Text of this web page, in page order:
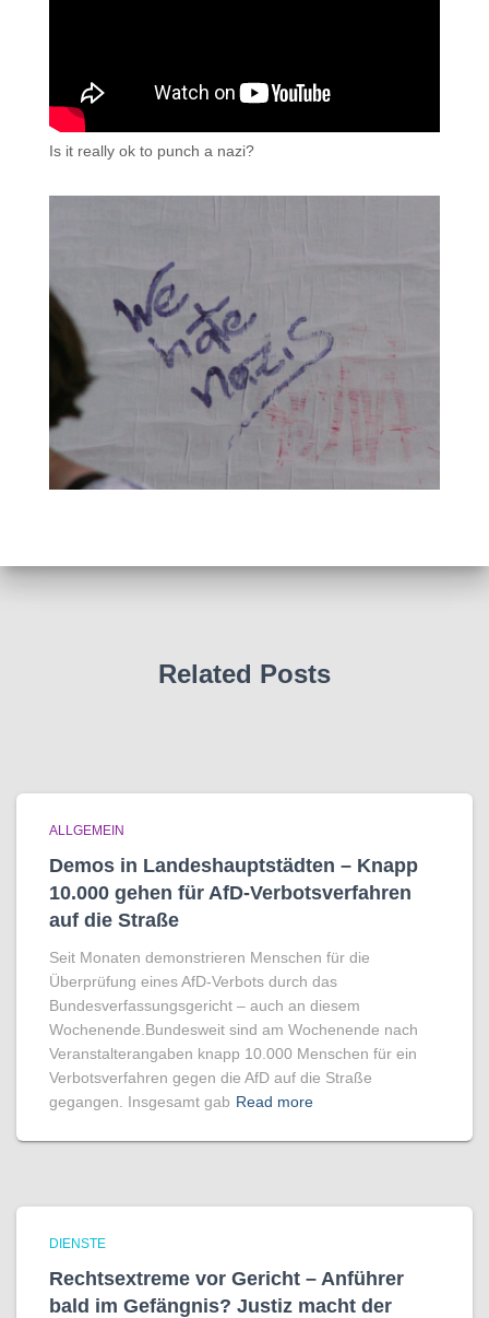
Is it really ok to punch a nazi?
Related Posts
ALLGEMEIN
Demos in Landeshauptstädten – Knapp
10.000 gehen für AfD-Verbotsverfahren
auf die Straße
Seit Monaten demonstrieren Menschen für die
Überprüfung eines AfD-Verbots durch das
Bundesverfassungsgericht – auch an diesem
Wochenende.Bundesweit sind am Wochenende nach
Veranstalterangaben knapp 10.000 Menschen für ein
Verbotsverfahren gegen die AfD auf die Straße
gegangen. Insgesamt gab Read more
DIENSTE
Rechtsextreme vor Gericht – Anführer
bald im Gefängnis? Justiz macht der